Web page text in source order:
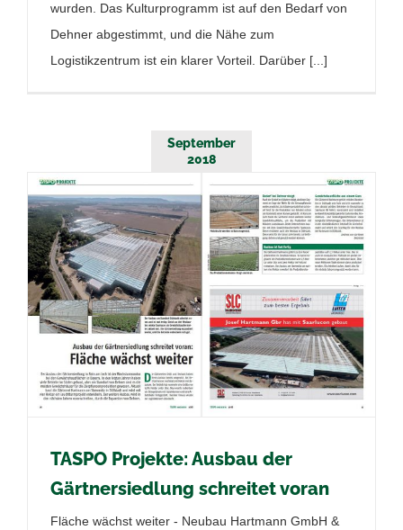
wurden. Das Kulturprogramm ist auf den Bedarf von
Dehner abgestimmt, und die Nähe zum
Logistikzentrum ist ein klarer Vorteil. Darüber [...]
September
2018
TASPO Projekte: Ausbau der
Gärtnersiedlung schreitet voran
Fläche wächst weiter - Neubau Hartmann GmbH &